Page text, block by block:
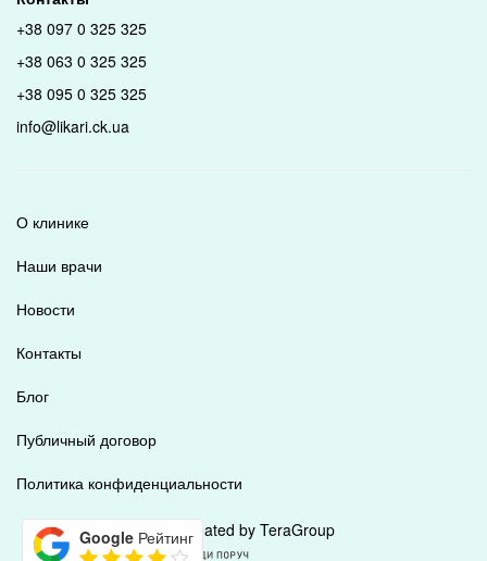
+38 097 0 325 325
+38 063 0 325 325
+38 095 0 325 325
info@likari.ck.ua
Created by TeraGroup
О клинике
Наши врачи
Новости
Контакты
Блог
Публичный договор
Политика конфиденциальности
Google Рейтинг